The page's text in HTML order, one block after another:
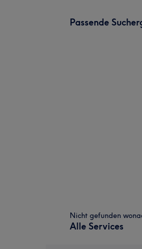
Passende
Nicht gefunden
Alle Services